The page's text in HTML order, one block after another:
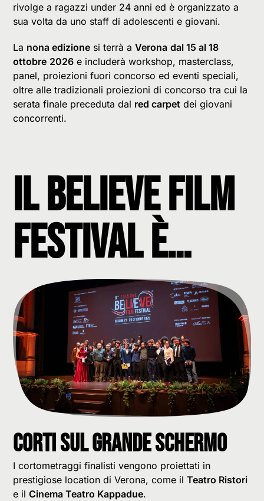
rivolge a ragazzi under 24 anni ed è organizzato a
sua volta da uno staff di adolescenti e giovani.
La nona edizione si terrà a Verona dal 15 al 18
ottobre 2026 e includerà workshop, masterclass,
panel, proiezioni fuori concorso ed eventi speciali,
oltre alle tradizionali proiezioni di concorso tra cui la
serata finale preceduta dal red carpet dei giovani
concorrenti.
Il Believe Film
Festival è…
Corti sul grande schermo
I cortometraggi finalisti vengono proiettati in
prestigiose location di Verona, come ilTeatro Ristori
e ilCinema Teatro Kappadue.